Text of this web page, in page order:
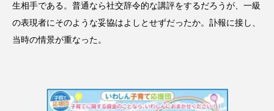
生相手である。普通なら社交辞令的な講評をするだろうが、一級
の表現者にそのような妥協はよしとせずだったか。訃報に接し、
当時の情景が重なった。